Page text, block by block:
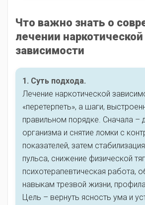
Что важно знать о
лечении наркотической
зависимости
1. Суть подхода.
Лечение наркотической
«перетерпеть», а шаги,
правильном порядке. Сначала –
организма и снятие ломки с
показателей, затем
пульса, снижение физической
психотерапевтическая работа,
навыкам трезвой жизни,
Цель – вернуть ясность ума и